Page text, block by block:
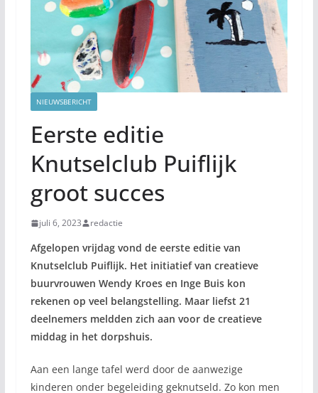
NIEUWSBERICHT
Eerste editie
Knutselclub Puiflijk
groot succes
juli 6, 2023 redactie
Afgelopen vrijdag vond de eerste editie van
Knutselclub Puiflijk. Het initiatief van creatieve
buurvrouwen Wendy Kroes en Inge Buis kon
rekenen op veel belangstelling. Maar liefst 21
deelnemers meldden zich aan voor de creatieve
middag in het dorpshuis.
Aan een lange tafel werd door de aanwezige
kinderen onder begeleiding geknutseld. Zo kon men